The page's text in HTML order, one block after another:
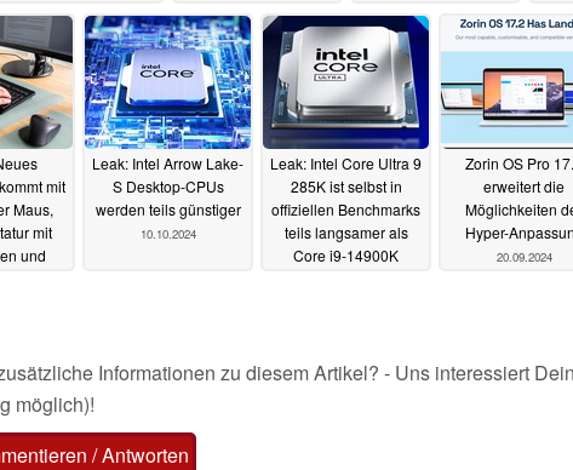
13.10.2024
mit
Maus,
mit
und
Leak: Intel Arrow Lake-
S Desktop-CPUs
werden teils günstiger
10.10.2024
Leak: Intel Core Ultra 9
285K ist selbst in
offiziellen Benchmarks
teils langsamer als
Core i9-14900K
Zorin OS Pro
erweitert die
Möglichkeiten
Hyper-
20.09.2024
Informationen zu diesem Artikel? - Uns interessiert
möglich)!
/ Antworten